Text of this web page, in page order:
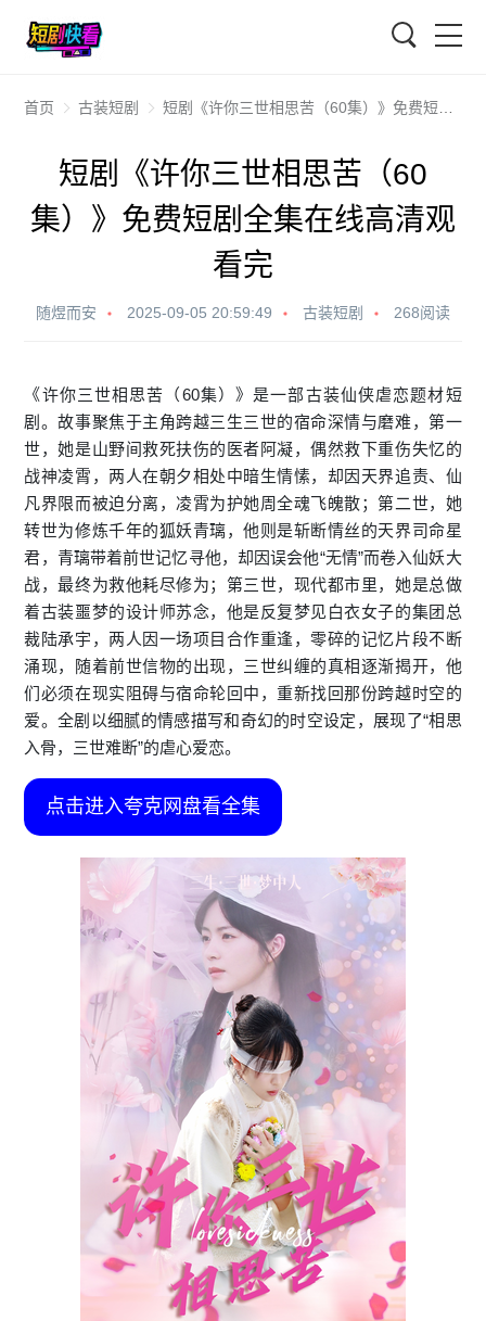
首页 古装短剧 短剧《许你三世相思苦（60集）》免费短剧全集在线高清观看完
短剧《许你三世相思苦（60
集）》免费短剧全集在线高清观
看完
随煜而安 2025-09-05 20:59:49 古装短剧 268阅读
《许你三世相思苦（60集）》是一部古装仙侠虐恋题材短
剧。故事聚焦于主角跨越三生三世的宿命深情与磨难，第一
世，她是山野间救死扶伤的医者阿凝，偶然救下重伤失忆的
战神凌霄，两人在朝夕相处中暗生情愫，却因天界追责、仙
凡界限而被迫分离，凌霄为护她周全魂飞魄散；第二世，她
转世为修炼千年的狐妖青璃，他则是斩断情丝的天界司命星
君，青璃带着前世记忆寻他，却因误会他“无情”而卷入仙妖大
战，最终为救他耗尽修为；第三世，现代都市里，她是总做
着古装噩梦的设计师苏念，他是反复梦见白衣女子的集团总
裁陆承宇，两人因一场项目合作重逢，零碎的记忆片段不断
涌现，随着前世信物的出现，三世纠缠的真相逐渐揭开，他
们必须在现实阻碍与宿命轮回中，重新找回那份跨越时空的
爱。全剧以细腻的情感描写和奇幻的时空设定，展现了“相思
入骨，三世难断”的虐心爱恋。
点击进入夸克网盘看全集